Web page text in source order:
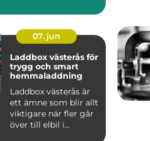
mellan avverk...
07. jun
Laddbox västerås för
trygg och smart
hemmaladdning
Laddbox västerås är
ett ämne som blir allt
viktigare när fler går
över till elbil i